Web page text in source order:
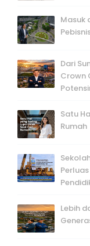
Masuk
Dari
Crown
Satu
Rumah
Lebih